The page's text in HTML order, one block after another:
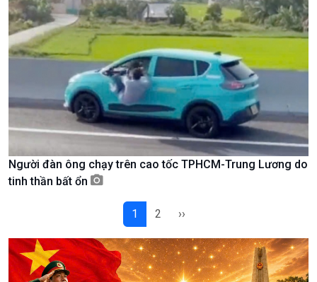
Podcast
Góc nhìn VOV1
Câu chuyện thời sự
Dòng chảy sự kiện
Đối thoại
Diễn đàn chủ nhật
Người đàn ông chạy trên cao tốc TPHCM-Trung Lương do
tinh thần bất ổn
1 2 ››